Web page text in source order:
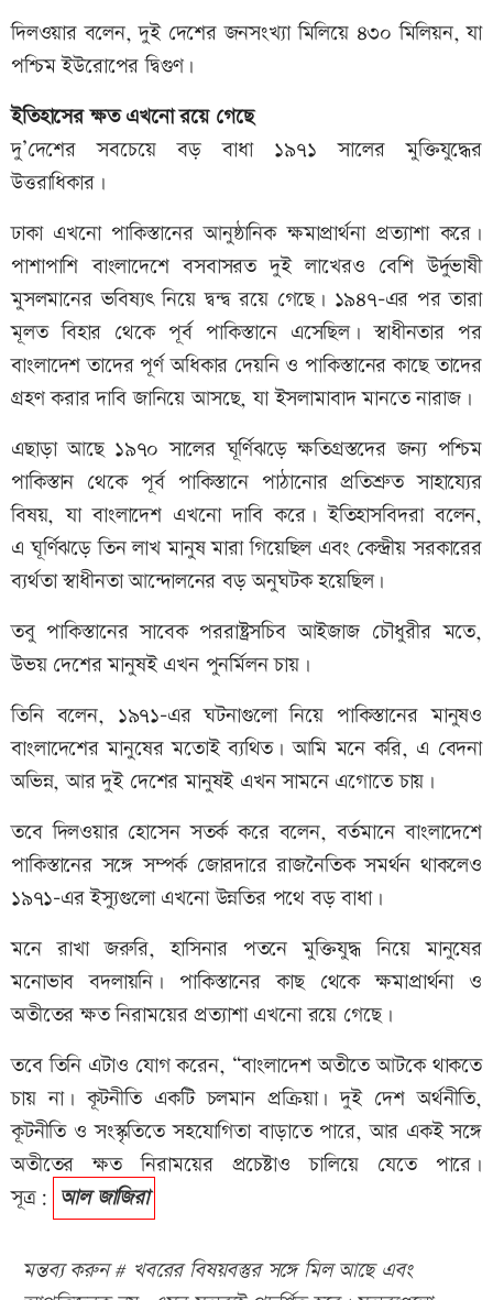
দিলওয়ার বলেন, দুই দেশের জনসংখ্যা মিলিয়ে ৪৩০ মিলিয়ন, যা
পশ্চিম ইউরোপের দ্বিগুণ।
ইতিহাসের ক্ষত এখনো রয়ে গেছে
দু’দেশের সবচেয়ে বড় বাধা ১৯৭১ সালের মুক্তিযুদ্ধের
উত্তরাধিকার।
ঢাকা এখনো পাকিস্তানের আনুষ্ঠানিক ক্ষমাপ্রার্থনা প্রত্যাশা করে।
পাশাপাশি বাংলাদেশে বসবাসরত দুই লাখেরও বেশি উর্দুভাষী
মুসলমানের ভবিষ্যৎ নিয়ে দ্বন্দ্ব রয়ে গেছে। ১৯৪৭–এর পর তারা
মূলত বিহার থেকে পূর্ব পাকিস্তানে এসেছিল। স্বাধীনতার পর
বাংলাদেশ তাদের পূর্ণ অধিকার দেয়নি ও পাকিস্তানের কাছে তাদের
গ্রহণ করার দাবি জানিয়ে আসছে, যা ইসলামাবাদ মানতে নারাজ।
এছাড়া আছে ১৯৭০ সালের ঘূর্ণিঝড়ে ক্ষতিগ্রস্তদের জন্য পশ্চিম
পাকিস্তান থেকে পূর্ব পাকিস্তানে পাঠানোর প্রতিশ্রুত সাহায্যের
বিষয়, যা বাংলাদেশ এখনো দাবি করে। ইতিহাসবিদরা বলেন,
এ ঘূর্ণিঝড়ে তিন লাখ মানুষ মারা গিয়েছিল এবং কেন্দ্রীয় সরকারের
ব্যর্থতা স্বাধীনতা আন্দোলনের বড় অনুঘটক হয়েছিল।
তবু পাকিস্তানের সাবেক পররাষ্ট্রসচিব আইজাজ চৌধুরীর মতে,
উভয় দেশের মানুষই এখন পুনর্মিলন চায়।
তিনি বলেন, ১৯৭১–এর ঘটনাগুলো নিয়ে পাকিস্তানের মানুষও
বাংলাদেশের মানুষের মতোই ব্যথিত। আমি মনে করি, এ বেদনা
অভিন্ন, আর দুই দেশের মানুষই এখন সামনে এগোতে চায়।
তবে দিলওয়ার হোসেন সতর্ক করে বলেন, বর্তমানে বাংলাদেশে
পাকিস্তানের সঙ্গে সম্পর্ক জোরদারে রাজনৈতিক সমর্থন থাকলেও
১৯৭১–এর ইস্যুগুলো এখনো উন্নতির পথে বড় বাধা।
মনে রাখা জরুরি, হাসিনার পতনে মুক্তিযুদ্ধ নিয়ে মানুষের
মনোভাব বদলায়নি। পাকিস্তানের কাছ থেকে ক্ষমাপ্রার্থনা ও
অতীতের ক্ষত নিরাময়ের প্রত্যাশা এখনো রয়ে গেছে।
তবে তিনি এটাও যোগ করেন, “বাংলাদেশ অতীতে আটকে থাকতে
চায় না। কূটনীতি একটি চলমান প্রক্রিয়া। দুই দেশ অর্থনীতি,
কূটনীতি ও সংস্কৃতিতে সহযোগিতা বাড়াতে পারে, আর একই সঙ্গে
অতীতের ক্ষত নিরাময়ের প্রচেষ্টাও চালিয়ে যেতে পারে।
সূত্র: আল জাজিরা
মন্তব্য করুন # খবরের বিষয়বস্তুর সঙ্গে মিল আছে এবং